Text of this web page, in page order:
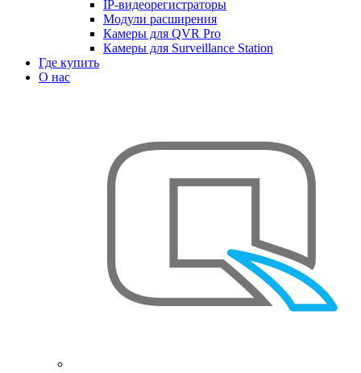
IP-видеорегистраторы
Модули расширения
Камеры для QVR Pro
Камеры для Surveillance Station
Где купить
О нас